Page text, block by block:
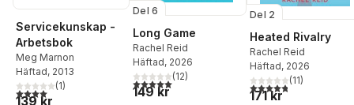
Servicekunskap -
Arbetsbok
Meg Marnon
Häftad, 2013
4,0utav 5 stjärnor. Totalt antal röster:
(1)
139 kr
Del 6
Long Game
Rachel Reid
Häftad, 2026
5,0utav 5 stjärnor. Totalt antal röster:
(12)
149 kr
Del 2
Heated Rivalry
Rachel Reid
Häftad, 2026
4,8utav 5 stjärnor.
(11)
171 kr